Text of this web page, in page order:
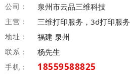
公司： 泉州市云品三维科技
主营： 三维打印服务，3d打印服务
地址： 福建 泉州
联系： 杨先生
手机： 18559588825